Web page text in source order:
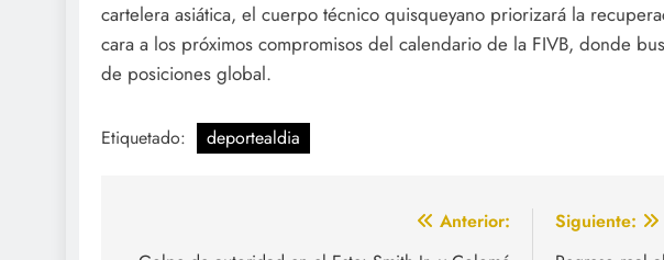
cartelera asiática, el cuerpo técnico quisqueyano priorizará la
cara a los próximos compromisos del calendario de la FIVB, donde
de posiciones global.
Etiquetado: deportealdia
Anterior:
Siguiente: